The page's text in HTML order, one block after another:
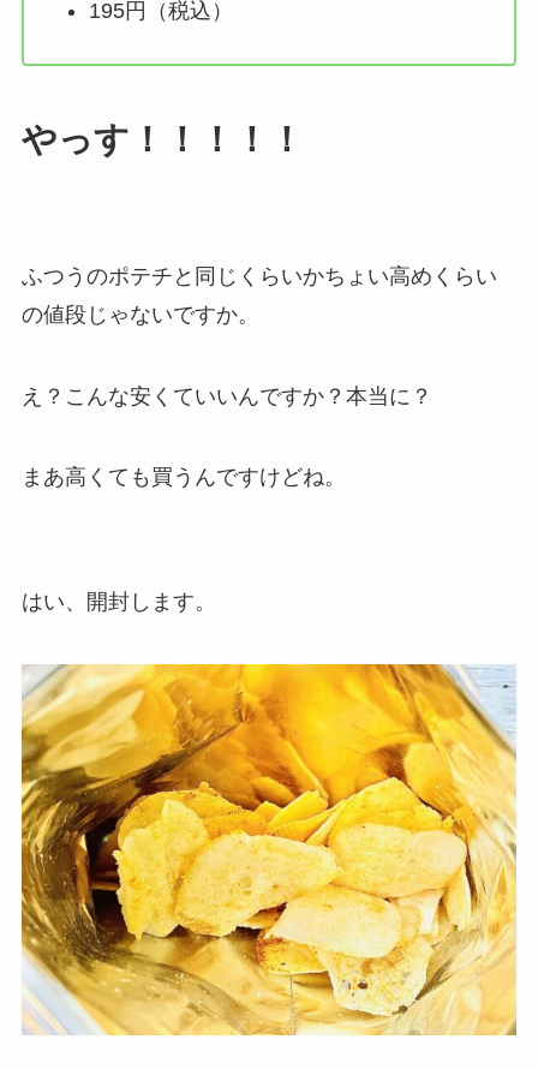
195円（税込）
やっす！！！！！
ふつうのポテチと同じくらいかちょい高めくらい
の値段じゃないですか。
え？こんな安くていいんですか？本当に？
まあ高くても買うんですけどね。
はい、開封します。